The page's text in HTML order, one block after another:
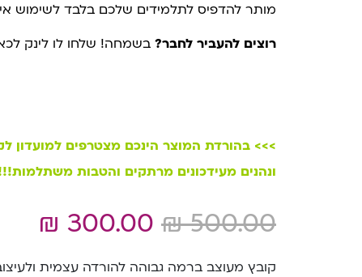
מותר להדפיס לתלמידים שלכם בלבד לשימוש
רוצים להעביר לחבר? בשמחה! שלחו לו לינק
>>> בהורדת המוצר הינכם מצטרפים למועדון
ונהנים מעידכונים מרתקים והטבות
₪500.00
₪ 300.00
קובץ מעוצב ברמה גבוהה להורדה עצמית